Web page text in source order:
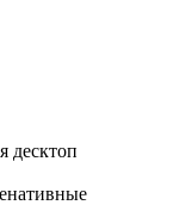
десктоп